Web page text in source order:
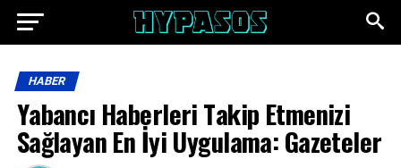
HABER
Yabancı Haberleri Takip Etmenizi
Sağlayan En İyi Uygulama: Gazeteler